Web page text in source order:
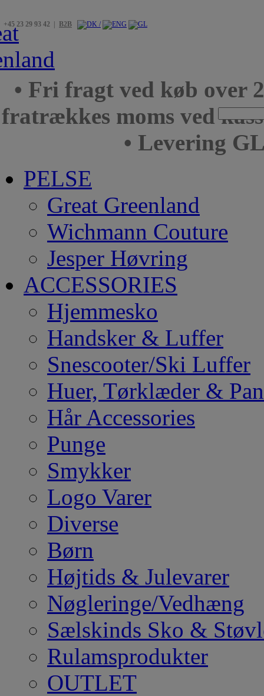
+45 23 29 93 42 | B2B
• Fri fragt ved køb over
fratrækkes moms ved
• Levering
PELSE
Great Greenland
Wichmann Couture
Jesper Høvring
ACCESSORIES
Hjemmesko
Handsker & Luffer
Snescooter/Ski Luffer
Huer, Tørklæder &
Hår Accessories
Punge
Smykker
Logo Varer
Diverse
Børn
Højtids & Julevarer
Nøgleringe/Vedhæng
Sælskinds Sko &
Rulamsprodukter
OUTLET